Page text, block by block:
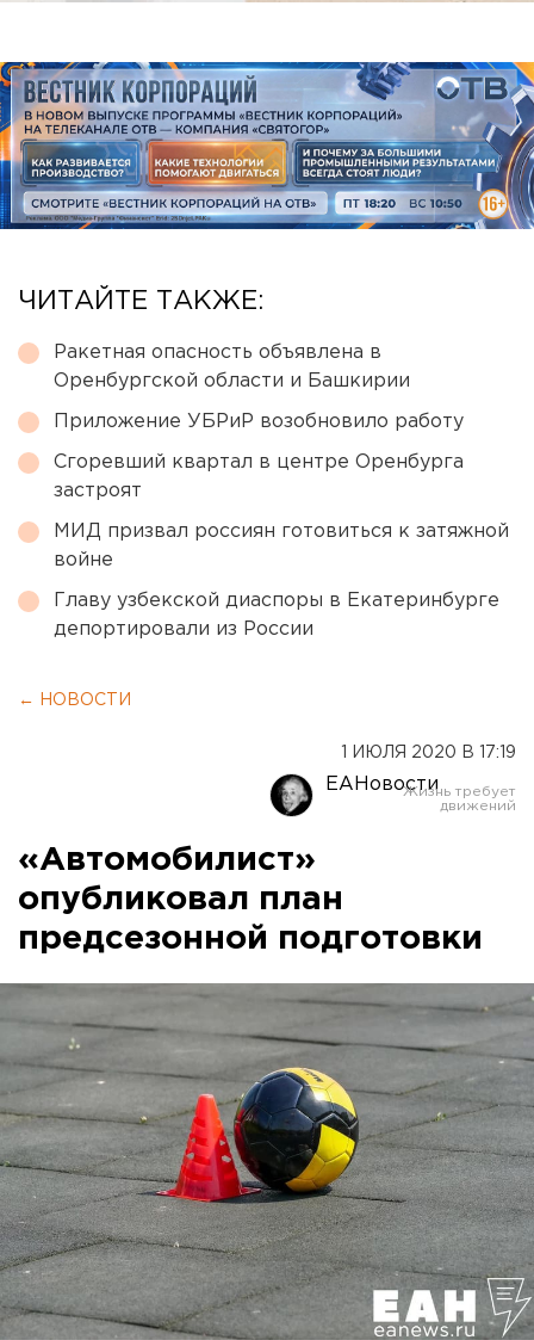
ЧИТАЙТЕ ТАКЖЕ:
Ракетная опасность объявлена в
Оренбургской области и Башкирии
Приложение УБРиР возобновило работу
Сгоревший квартал в центре Оренбурга
застроят
МИД призвал россиян готовиться к затяжной
войне
Главу узбекской диаспоры в Екатеринбурге
депортировали из России
← НОВОСТИ
1 ИЮЛЯ 2020 В 17:19
ЕАНовости
«Автомобилист»
опубликовал план
предсезонной подготовки